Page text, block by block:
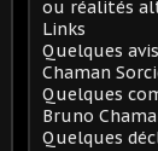
ou réalités
Links
Quelques
Chaman
Quelques
Bruno
Quelques